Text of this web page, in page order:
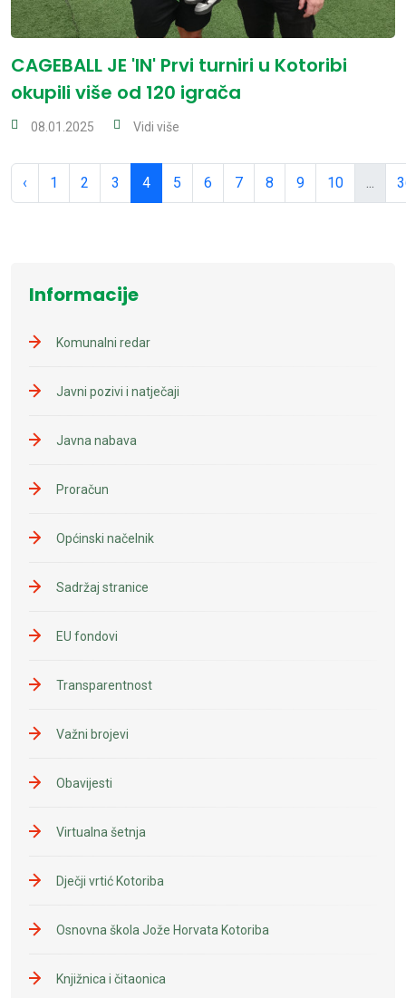
CAGEBALL JE 'IN' Prvi turniri u Kotoribi
okupili više od 120 igrača
08.01.2025 Vidi više
‹ 1 2 3 4 5 6 7 8 9 10 ...
Informacije
Komunalni redar
Javni pozivi i natječaji
Javna nabava
Proračun
Općinski načelnik
Sadržaj stranice
EU fondovi
Transparentnost
Važni brojevi
Obavijesti
Virtualna šetnja
Dječji vrtić Kotoriba
Osnovna škola Jože Horvata Kotoriba
Knjižnica i čitaonica